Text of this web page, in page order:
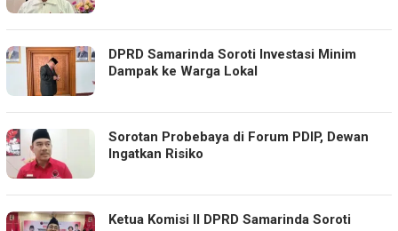
DPRD Samarinda Soroti Investasi Minim
Dampak ke Warga Lokal
Sorotan Probebaya di Forum PDIP, Dewan
Ingatkan Risiko
Ketua Komisi II DPRD Samarinda Soroti